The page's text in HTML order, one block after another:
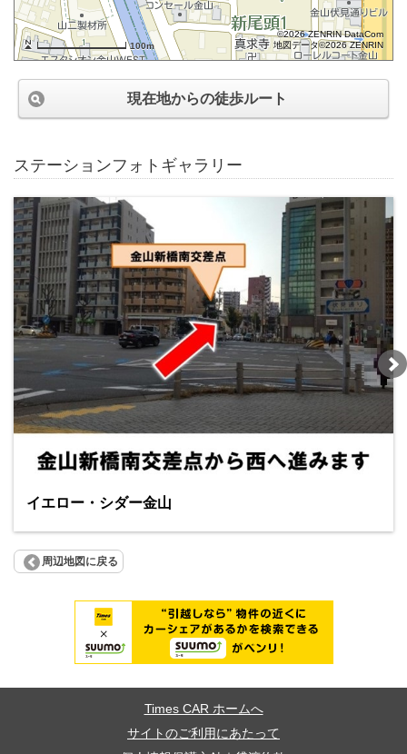
100m
©2026 ZENRIN DataCom
地図データ©2026 ZENRIN
現在地からの徒歩ルート
ステーションフォトギャラリー
イエロー・シダー金山
周辺地図に戻る
Times CAR ホームへ
サイトのご利用にあたって